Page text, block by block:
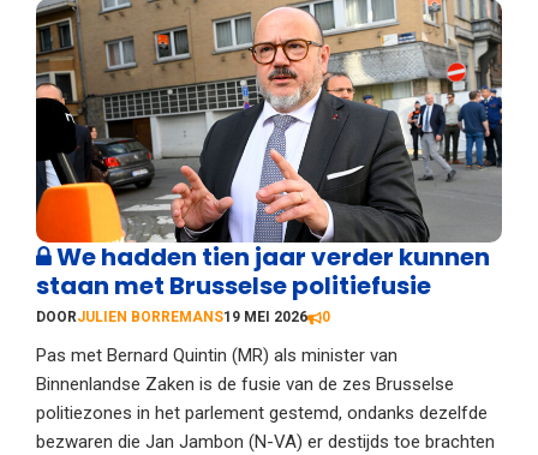
We hadden tien jaar verder kunnen
staan met Brusselse politiefusie
DOORJULIEN BORREMANS19 MEI 2026 0
Pas met Bernard Quintin (MR) als minister van
Binnenlandse Zaken is de fusie van de zes Brusselse
politiezones in het parlement gestemd, ondanks dezelfde
bezwaren die Jan Jambon (N-VA) er destijds toe brachten